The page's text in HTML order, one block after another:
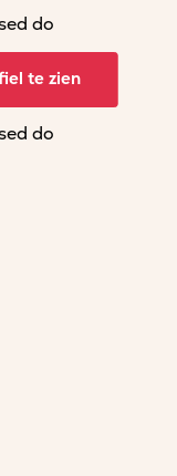
do
do
do
do
te zien